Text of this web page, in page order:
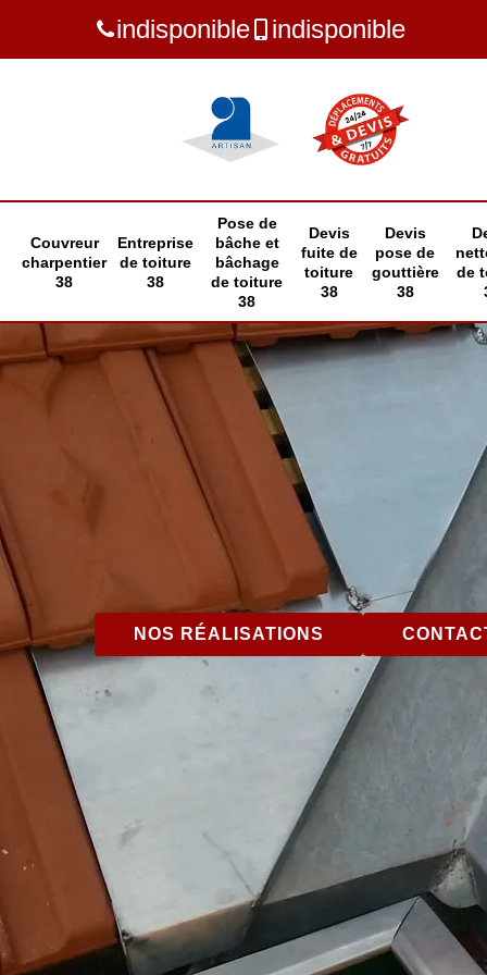
indisponible indisponible
Couvreur
charpentier
38
Entreprise
de toiture
38
Pose de
bâche et
bâchage
de toiture
38
Devis
fuite de
toiture
38
Devis
pose de
gouttière
38
de
NOS RÉALISATIONS